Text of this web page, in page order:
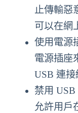
止傳輸惡
可以在網
使用電源
電源插座
USB 連接
禁用
允許用戶